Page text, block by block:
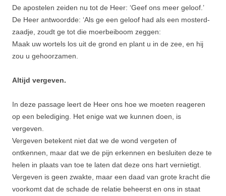
De apostelen zeiden nu tot de Heer: ‘Geef ons meer geloof.’
De Heer antwoordde: ‘Als ge een geloof had als een mosterd­
zaadje, zoudt ge tot die moerbeiboom zeggen:
Maak uw wortels los uit de grond en plant u in de zee, en hij
zou u gehoorzamen.
Altijd vergeven.
In deze passage leert de Heer ons hoe we moeten reageren
op een belediging. Het enige wat we kunnen doen, is
vergeven.
Vergeven betekent niet dat we de wond vergeten of
ontkennen, maar dat we de pijn erkennen en besluiten deze te
helen in plaats van toe te laten dat deze ons hart vernietigt.
Vergeven is geen zwakte, maar een daad van grote kracht die
voorkomt dat de schade de relatie beheerst en ons in staat